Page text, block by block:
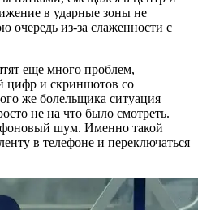
в ударные зоны не
очередь из-за слаженности с
еще много проблем,
цифр и скриншотов со
же болельщика ситуация
не на что было смотреть.
фоновый шум. Именно такой
в телефоне и переключаться